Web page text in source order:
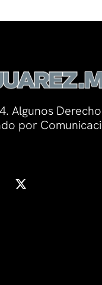
Algunos
por